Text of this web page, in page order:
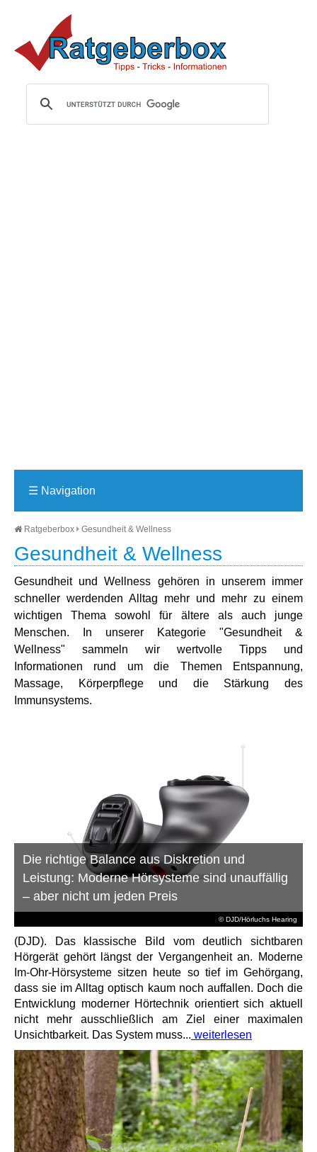
☰ Navigation
Ratgeberbox Gesundheit & Wellness
Gesundheit & Wellness
Gesundheit und Wellness gehören in unserem immer
schneller werdenden Alltag mehr und mehr zu einem
wichtigen Thema sowohl für ältere als auch junge
Menschen. In unserer Kategorie "Gesundheit &
Wellness" sammeln wir wertvolle Tipps und
Informationen rund um die Themen Entspannung,
Massage, Körperpflege und die Stärkung des
Immunsystems.
© DJD/Hörluchs Hearing
Die richtige Balance aus Diskretion und
Leistung: Moderne Hörsysteme sind unauffällig
– aber nicht um jeden Preis
(DJD). Das klassische Bild vom deutlich sichtbaren
Hörgerät gehört längst der Vergangenheit an. Moderne
Im-Ohr-Hörsysteme sitzen heute so tief im Gehörgang,
dass sie im Alltag optisch kaum noch auffallen. Doch die
Entwicklung moderner Hörtechnik orientiert sich aktuell
nicht mehr ausschließlich am Ziel einer maximalen
Unsichtbarkeit. Das System muss... weiterlesen